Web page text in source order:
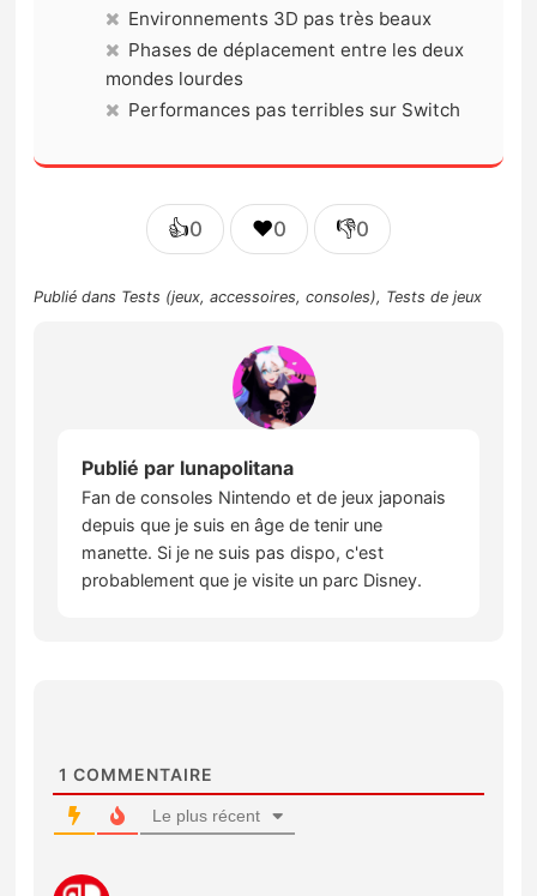
Environnements 3D pas très beaux
Phases de déplacement entre les deux
mondes lourdes
Performances pas terribles sur Switch
👍0 ❤️0 👎0
Publié dans Tests (jeux, accessoires, consoles), Tests de jeux
Publié par lunapolitana
Fan de consoles Nintendo et de jeux japonais
depuis que je suis en âge de tenir une
manette. Si je ne suis pas dispo, c'est
probablement que je visite un parc Disney.
1 COMMENTAIRE
Le plus récent